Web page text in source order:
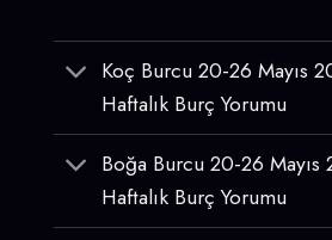
Koç Burcu 20-26 Mayıs
Haftalık Burç Yorumu
Boğa Burcu 20-26 Mayıs
Haftalık Burç Yorumu